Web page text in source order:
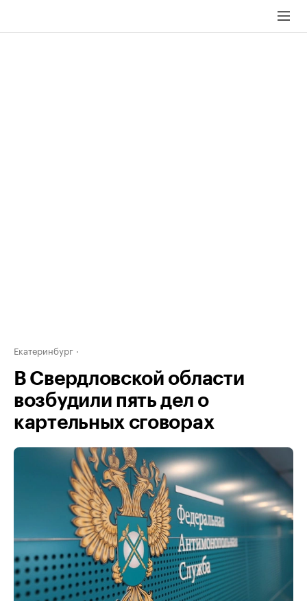
Екатеринбург
В Свердловской области
возбудили пять дел о
картельных сговорах